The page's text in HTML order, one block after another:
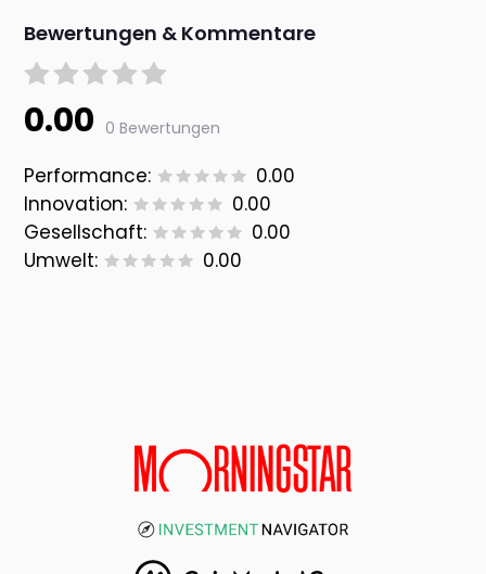
Bewertungen & Kommentare
0.00 0 Bewertungen
Performance:
0.00
Innovation:
0.00
Gesellschaft:
0.00
Umwelt:
0.00